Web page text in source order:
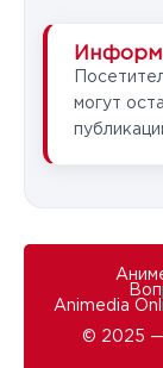
могут
Animedia
© 2025 —